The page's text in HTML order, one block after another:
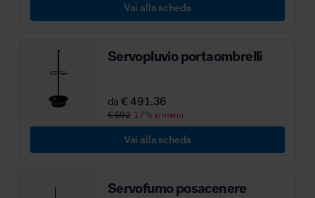
Vai alla scheda
Servopluvio portaombrelli
da€ 491.36
€ 592 17% in meno
Vai alla scheda
Servofumo posacenere